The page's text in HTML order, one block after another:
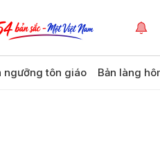
ngưỡng tôn giáo Bản làng